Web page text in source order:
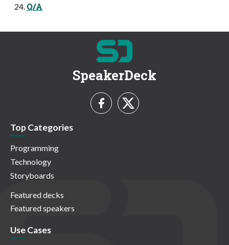
Q/A
SpeakerDeck
Top Categories
Programming
Technology
Storyboards
Featured decks
Featured speakers
Use Cases